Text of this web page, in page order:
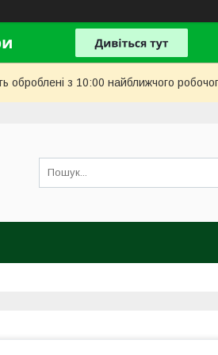
оброблені з 10:00 найближчого